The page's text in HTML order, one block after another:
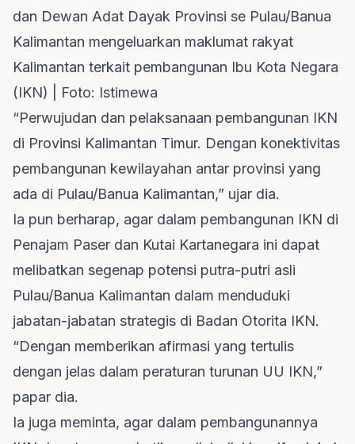
dan Dewan Adat Dayak Provinsi se Pulau/Banua
Kalimantan mengeluarkan maklumat rakyat
Kalimantan terkait pembangunan Ibu Kota Negara
(IKN) | Foto: Istimewa
“Perwujudan dan pelaksanaan pembangunan IKN
di Provinsi Kalimantan Timur. Dengan konektivitas
pembangunan kewilayahan antar provinsi yang
ada di Pulau/Banua Kalimantan,” ujar dia.
Ia pun berharap, agar dalam pembangunan IKN di
Penajam Paser dan Kutai Kartanegara ini dapat
melibatkan segenap potensi putra-putri asli
Pulau/Banua Kalimantan dalam menduduki
jabatan-jabatan strategis di Badan Otorita IKN.
“Dengan memberikan afirmasi yang tertulis
dengan jelas dalam peraturan turunan UU IKN,”
papar dia.
Ia juga meminta, agar dalam pembangunannya